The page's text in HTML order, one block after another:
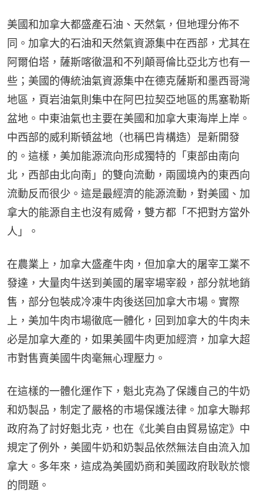
美國和加拿大都盛產石油、天然氣，但地理分佈不
同。加拿大的石油和天然氣資源集中在西部，尤其在
阿爾伯塔，薩斯喀徹温和不列顛哥倫比亞北方也有一
些；美國的傳統油氣資源集中在德克薩斯和墨西哥灣
地區，頁岩油氣則集中在阿巴拉契亞地區的馬塞勒斯
盆地。中東油氣也主要在美國和加拿大東海岸上岸。
中西部的威利斯頓盆地（也稱巴肯構造）是新開發
的。這樣，美加能源流向形成獨特的「東部由南向
北，西部由北向南」的雙向流動，兩國境內的東西向
流動反而很少。這是最經濟的能源流動，對美國、加
拿大的能源自主也沒有威脅，雙方都「不把對方當外
人」。
在農業上，加拿大盛產牛肉，但加拿大的屠宰工業不
發達，大量肉牛送到美國的屠宰場宰殺，部分就地銷
售，部分包裝成冷凍牛肉後送回加拿大市場。實際
上，美加牛肉市場徹底一體化，回到加拿大的牛肉未
必是加拿大產的，如果美國牛肉更加經濟，加拿大超
市對售賣美國牛肉毫無心理壓力。
在這樣的一體化運作下，魁北克為了保護自己的牛奶
和奶製品，制定了嚴格的市場保護法律。加拿大聯邦
政府為了討好魁北克，也在《北美自由貿易協定》中
規定了例外，美國牛奶和奶製品依然無法自由流入加
拿大。多年來，這成為美國奶商和美國政府耿耿於懷
的問題。